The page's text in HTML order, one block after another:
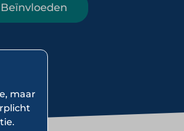
maar